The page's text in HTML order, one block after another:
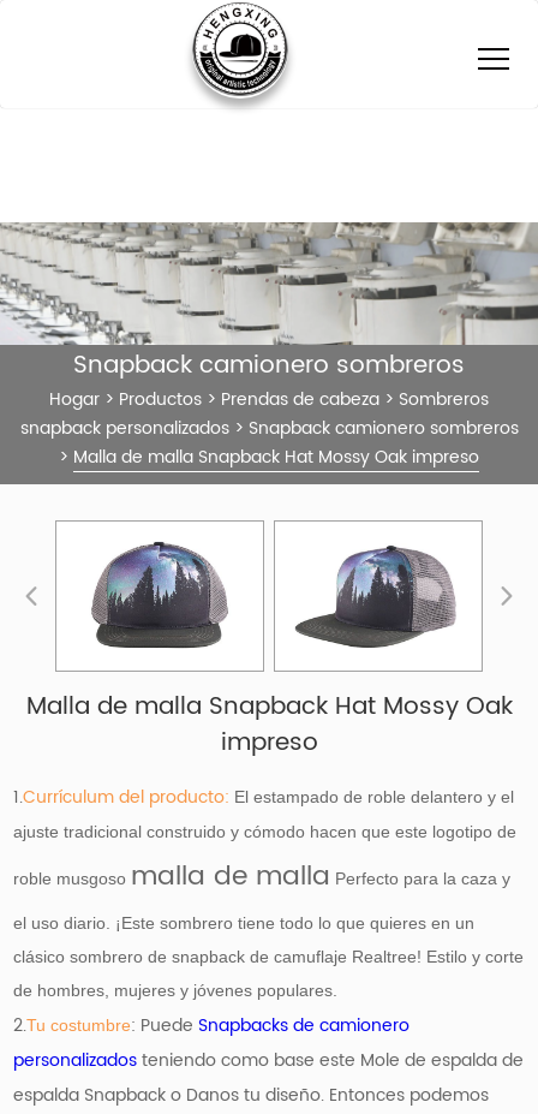
Snapback camionero sombreros
Hogar > Productos > Prendas de cabeza > Sombreros
snapback personalizados> Snapback camionero sombreros
> Malla de malla Snapback Hat Mossy Oak impreso
Malla de malla Snapback Hat Mossy Oak
impreso
1.Currículum del producto: El estampado de roble delantero y el
ajuste tradicional construido y cómodo hacen que este logotipo de
roble musgoso malla de malla Perfecto para la caza y
el uso diario. ¡Este sombrero tiene todo lo que quieres en un
clásico sombrero de snapback de camuflaje Realtree! Estilo y corte
de hombres, mujeres y jóvenes populares.
2.Tu costumbre: PuedeSnapbacks de camionero
personalizadosteniendo como base este Mole de espalda de
espalda Snapback o Danos tu diseño. Entonces podemos